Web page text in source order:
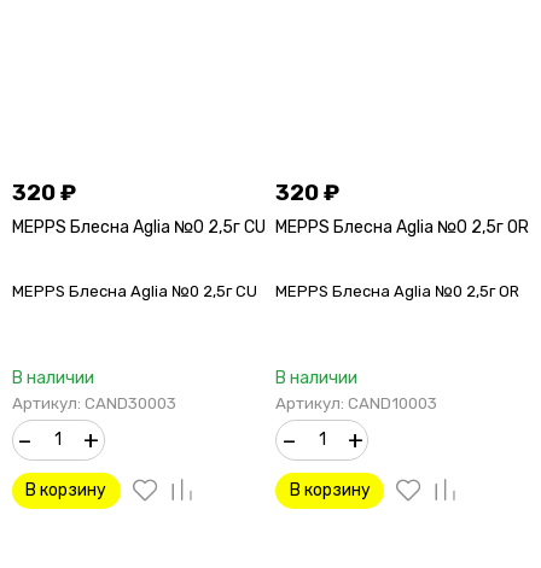
320₽
MEPPS Блесна Aglia №0 2,5г CU
MEPPS Блесна Aglia №0 2,5г CU
В наличии
Артикул: CAND30003
– +
В корзину
320₽
MEPPS Блесна Aglia №0 2,5г OR
MEPPS Блесна Aglia №0 2,5г OR
В наличии
Артикул: CAND10003
– +
В корзину